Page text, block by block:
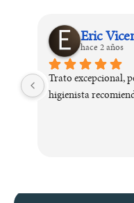
Eric
hace 2 años
Trato excepcional,
higienista